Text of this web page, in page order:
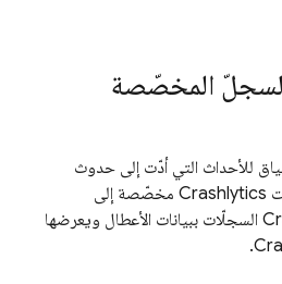
المخصّصة
للأحداث التي أدّت إلى حدوث
Crashlytics مخصّصة إلى
السجلّات ببيانات الأعطال ويعرضها
.